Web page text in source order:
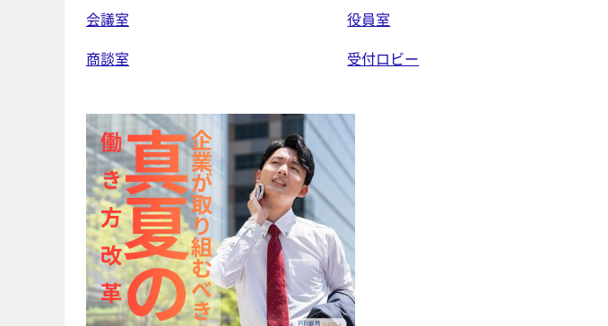
会議室
役員室
商談室
受付ロビー